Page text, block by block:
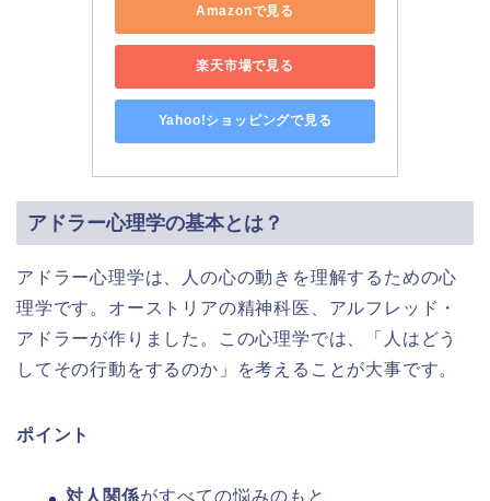
Amazonで見る
楽天市場で見る
Yahoo!ショッピングで見る
アドラー心理学の基本とは？
アドラー心理学は、人の心の動きを理解するための心
理学です。オーストリアの精神科医、アルフレッド・
アドラーが作りました。この心理学では、「人はどう
してその行動をするのか」を考えることが大事です。
ポイント
対人関係がすべての悩みのもと